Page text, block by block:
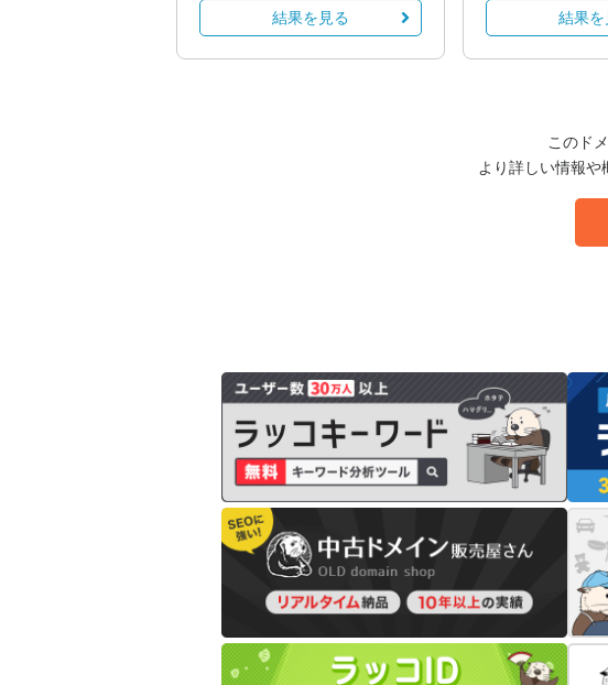
結果を見る 結果を
このド
より詳しい情報や